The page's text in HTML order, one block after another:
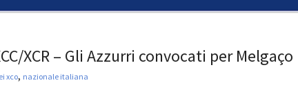
XCR – Gli Azzurri convocati per Melgaço
xco, nazionale italiana